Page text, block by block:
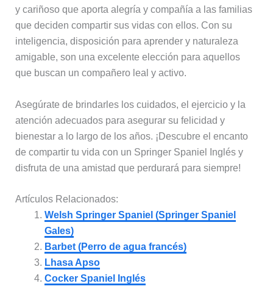
y cariñoso que aporta alegría y compañía a las familias
que deciden compartir sus vidas con ellos. Con su
inteligencia, disposición para aprender y naturaleza
amigable, son una excelente elección para aquellos
que buscan un compañero leal y activo.
Asegúrate de brindarles los cuidados, el ejercicio y la
atención adecuados para asegurar su felicidad y
bienestar a lo largo de los años. ¡Descubre el encanto
de compartir tu vida con un Springer Spaniel Inglés y
disfruta de una amistad que perdurará para siempre!
Artículos Relacionados:
Welsh Springer Spaniel (Springer Spaniel
Gales)
Barbet (Perro de agua francés)
Lhasa Apso
Cocker Spaniel Inglés